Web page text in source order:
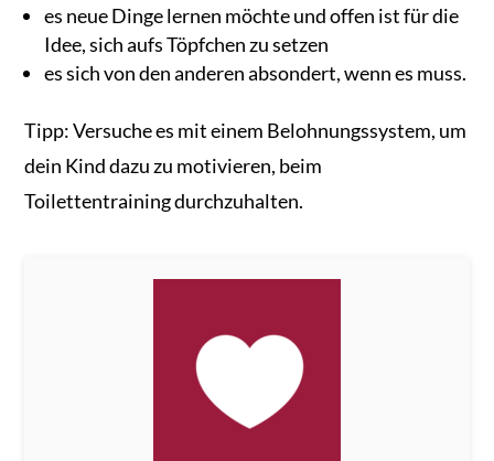
es neue Dinge lernen möchte und offen ist für die
Idee, sich aufs Töpfchen zu setzen
es sich von den anderen absondert, wenn es muss.
Tipp: Versuche es mit einem Belohnungssystem, um
dein Kind dazu zu motivieren, beim
Toilettentraining durchzuhalten.